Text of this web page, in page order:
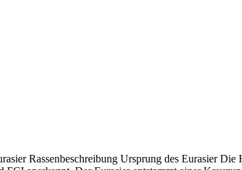
Rassenbeschreibung Ursprung des Eurasier Die